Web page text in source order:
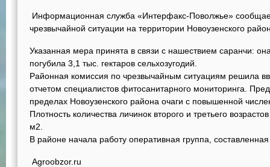
Информационная служба «Интерфакс-Поволжье»
чрезвычайной ситуации на территории Новоузенского
Указанная мера принята в связи с нашествием саранчи:
погубила 3,1 тыс. гектаров сельхозугодий.
Районная комиссия по чрезвычайным ситуациям решила
отчетом специалистов фитосанитарного мониторинга.
пределах Новоузенского района очаги с повышенной
Плотность количества личинок второго и третьего
м2.
В районе начала работу оперативная группа,
Agroobzor.ru